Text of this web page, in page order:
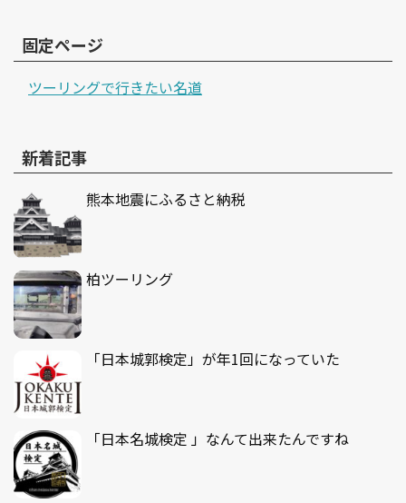
固定ページ
ツーリングで行きたい名道
新着記事
熊本地震にふるさと納税
柏ツーリング
「日本城郭検定」が年1回になっていた
「日本名城検定 」なんて出来たんですね